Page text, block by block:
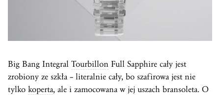
Big Bang Integral Tourbillon Full Sapphire cały jest
zrobiony ze szkła – literalnie cały, bo szafirowa jest nie
tylko koperta, ale i zamocowana w jej uszach bransoleta. O